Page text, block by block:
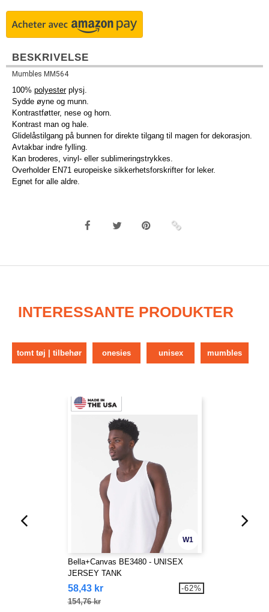
BESKRIVELSE
Mumbles MM564
100% polyesterplysj.
Sydde øyne og munn.
Kontrastføtter, nese og horn.
Kontrast man og hale.
Glidelåstilgang på bunnen for direkte tilgang til magen for dekorasjon.
Avtakbar indre fylling.
Kan broderes, vinyl- eller sublimeringstrykkes.
Overholder EN71 europeiske sikkerhetsforskrifter for leker.
Egnet for alle aldre.
INTERESSANTE PRODUKTER
tomt tøj | tilbehør onesies unisex mumbles
W1
Bella+Canvas BE3480 - UNISEX
JERSEY TANK
58,43 kr
154,76 kr
-62%